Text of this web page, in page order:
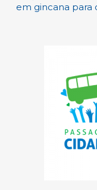
em gincana para